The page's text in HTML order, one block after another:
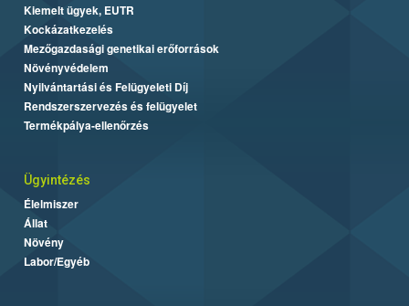
Kiemelt ügyek, EUTR
Kockázatkezelés
Mezőgazdasági genetikai erőforrások
Növényvédelem
Nyilvántartási és Felügyeleti Díj
Rendszerszervezés és felügyelet
Termékpálya-ellenőrzés
Ügyintézés
Élelmiszer
Állat
Növény
Labor/Egyéb